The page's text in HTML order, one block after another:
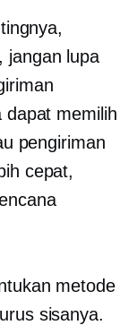
jangan lupa
dapat memilih
pengiriman
cepat,
metode
sisanya.